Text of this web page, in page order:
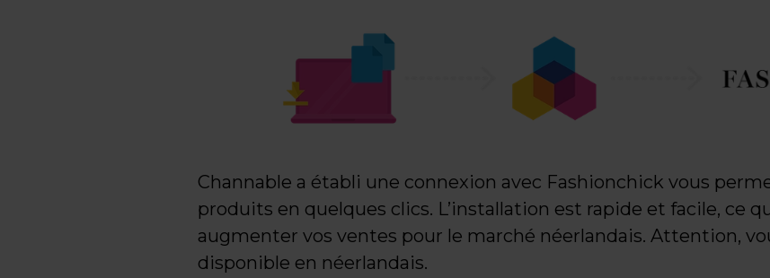
Channable a établi une connexion avec Fashionchick vous
produits en quelques clics. L’installation est rapide et facile, ce
augmenter vos ventes pour le marché néerlandais. Attention,
disponible en néerlandais.